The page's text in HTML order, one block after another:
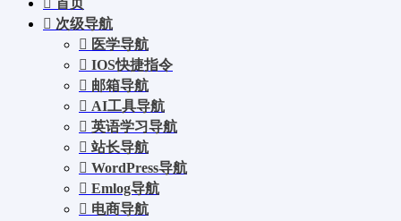
首页
次级导航
医学导航
IOS快捷指令
邮箱导航
AI工具导航
英语学习导航
站长导航
WordPress导航
Emlog导航
电商导航